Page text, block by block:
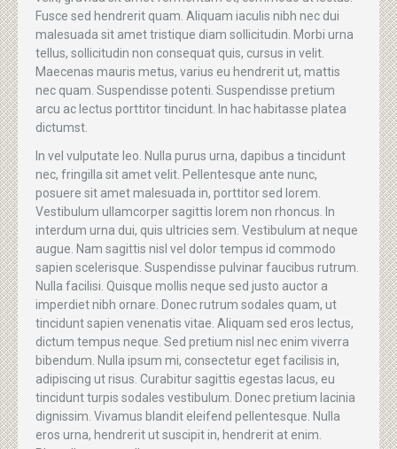
Fusce sed hendrerit quam. Aliquam iaculis nibh nec dui
malesuada sit amet tristique diam sollicitudin. Morbi urna
tellus, sollicitudin non consequat quis, cursus in velit.
Maecenas mauris metus, varius eu hendrerit ut, mattis
nec quam. Suspendisse potenti. Suspendisse pretium
arcu ac lectus porttitor tincidunt. In hac habitasse platea
dictumst.
In vel vulputate leo. Nulla purus urna, dapibus a tincidunt
nec, fringilla sit amet velit. Pellentesque ante nunc,
posuere sit amet malesuada in, porttitor sed lorem.
Vestibulum ullamcorper sagittis lorem non rhoncus. In
interdum urna dui, quis ultricies sem. Vestibulum at neque
augue. Nam sagittis nisl vel dolor tempus id commodo
sapien scelerisque. Suspendisse pulvinar faucibus rutrum.
Nulla facilisi. Quisque mollis neque sed justo auctor a
imperdiet nibh ornare. Donec rutrum sodales quam, ut
tincidunt sapien venenatis vitae. Aliquam sed eros lectus,
dictum tempus neque. Sed pretium nisl nec enim viverra
bibendum. Nulla ipsum mi, consectetur eget facilisis in,
adipiscing ut risus. Curabitur sagittis egestas lacus, eu
tincidunt turpis sodales vestibulum. Donec pretium lacinia
dignissim. Vivamus blandit eleifend pellentesque. Nulla
eros urna, hendrerit ut suscipit in, hendrerit at enim.